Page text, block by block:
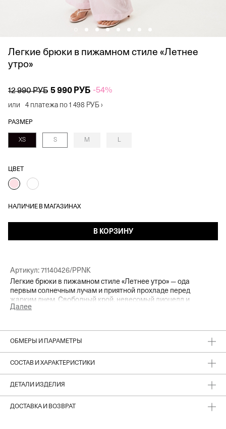
Легкие брюки в пижамном стиле «Летнее
утро»
12 990 РУБ 5 990 РУБ -54%
или 4 платежа по 1 498 РУБ ›
РАЗМЕР
XS S M L
ЦВЕТ
В КОРЗИНУ
НАЛИЧИЕ В МАГАЗИНАХ
Артикул: 71140426/PPNK
Легкие брюки в пижамном стиле «Летнее утро» — ода
первым солнечным лучам и приятной прохладе перед
жарким днем. Свободный крой, невесомый лиоцелл и
изящная цветочная вышивка делают эту модель
отправляемся за мороженым, на прогулку по набережной
Далее
ОБМЕРЫ И ПАРАМЕТРЫ
СОСТАВ И ХАРАКТЕРИСТИКИ
ДЕТАЛИ ИЗДЕЛИЯ
ДОСТАВКА И ВОЗВРАТ